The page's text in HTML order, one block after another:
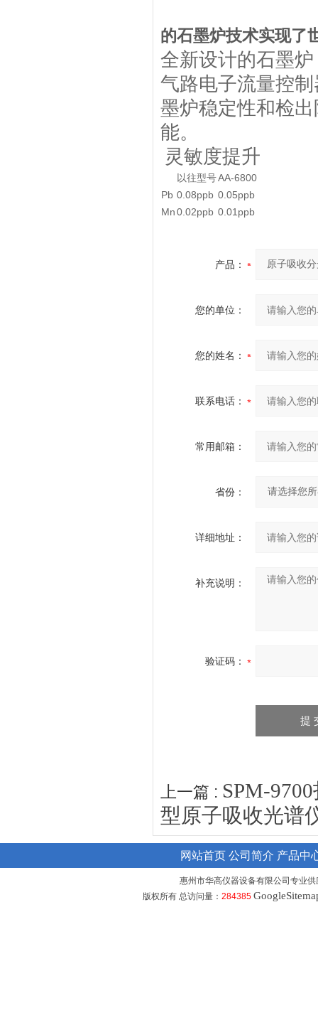
的石墨炉技术实现了
全新设计的石墨
气路电子流量控
墨炉稳定性和检
能。
灵敏度提升
以往型号AA-6800
Pb 0.08ppb 0.05ppb
Mn0.02ppb 0.01ppb
产品：
您的单位：
您的姓名：
联系电话：
常用邮箱：
省份：
详细地址：
补充说明：
验证码：
上一篇 : SPM-
型原子吸收光谱
网站首页 公司简介 产品中
惠州市华高仪器设备有限公司专业供
版权所有 总访问量： 284385